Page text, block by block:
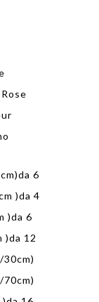
6
)da 4
)da 6
)da 12
30cm)
70cm)